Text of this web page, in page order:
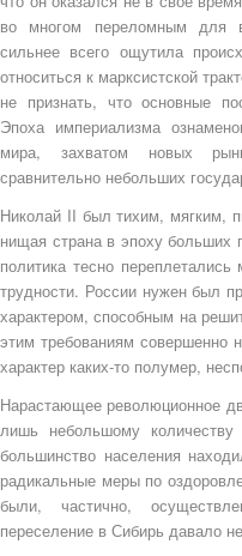
во многом переломным для
сильнее всего ощутила
относиться к марксистской
не признать, что основные
Эпоха империализма
мира, захватом новых
сравнительно небольших
Николай II был тихим, мягким,
нищая страна в эпоху больших
политика тесно
трудности. России нужен был
характером, способным на
этим требованиям совершенно
характер каких-то полумер,
Нарастающее революционное
лишь небольшому
большинство населения
радикальные меры по
были, частично,
переселение в Сибирь давало